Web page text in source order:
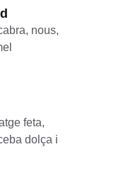
nous,
feta,
dolça i